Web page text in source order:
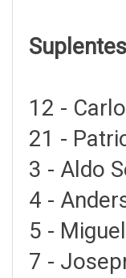
Suplentes
12 -
21 -
3 - Aldo
4 -
5 -
7 -